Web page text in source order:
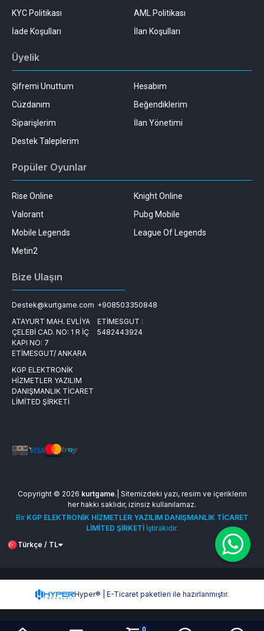
0
KYC Politikası
AML Politikası
İade Koşulları
İlan Koşulları
Üyelik
Şifremi Unuttum
Hesabım
Cüzdanım
Beğendiklerim
Siparişlerim
İlan Yönetimi
Destek Taleplerim
Popüler Oyunlar
Rise Online
Knight Online
Valorant
Pubg Mobile
Mobile Legends
League Of Legends
Metin2
Bize Ulaşın
Destek@kurtgame.com +908503350848
ATAYURT MAH. EVLİYA
ÇELEBİ CAD. NO: 1 R İÇ
KAPI NO: 7
ETİMESGUT/ ANKARA
ETİMESGUT :
5482443924
KGP ELEKTRONİK
HİZMETLER YAZILIM
DANIŞMANLIK TİCARET
LİMİTED ŞİRKETİ
Copyright © 2026 kurtgame.| Sitemizdeki yazı, resim ve içeriklerin
her hakkı saklıdır, izinsiz kullanılamaz.
Bir KGP ELEKTRONİK HİZMETLER YAZILIM DANIŞMANLIK TİCARET
LİMİTED ŞİRKETİ İştirakidir.
Türkçe / TL
Hyper® | E-Ticaret paketleri ile hazırlanmıştır.